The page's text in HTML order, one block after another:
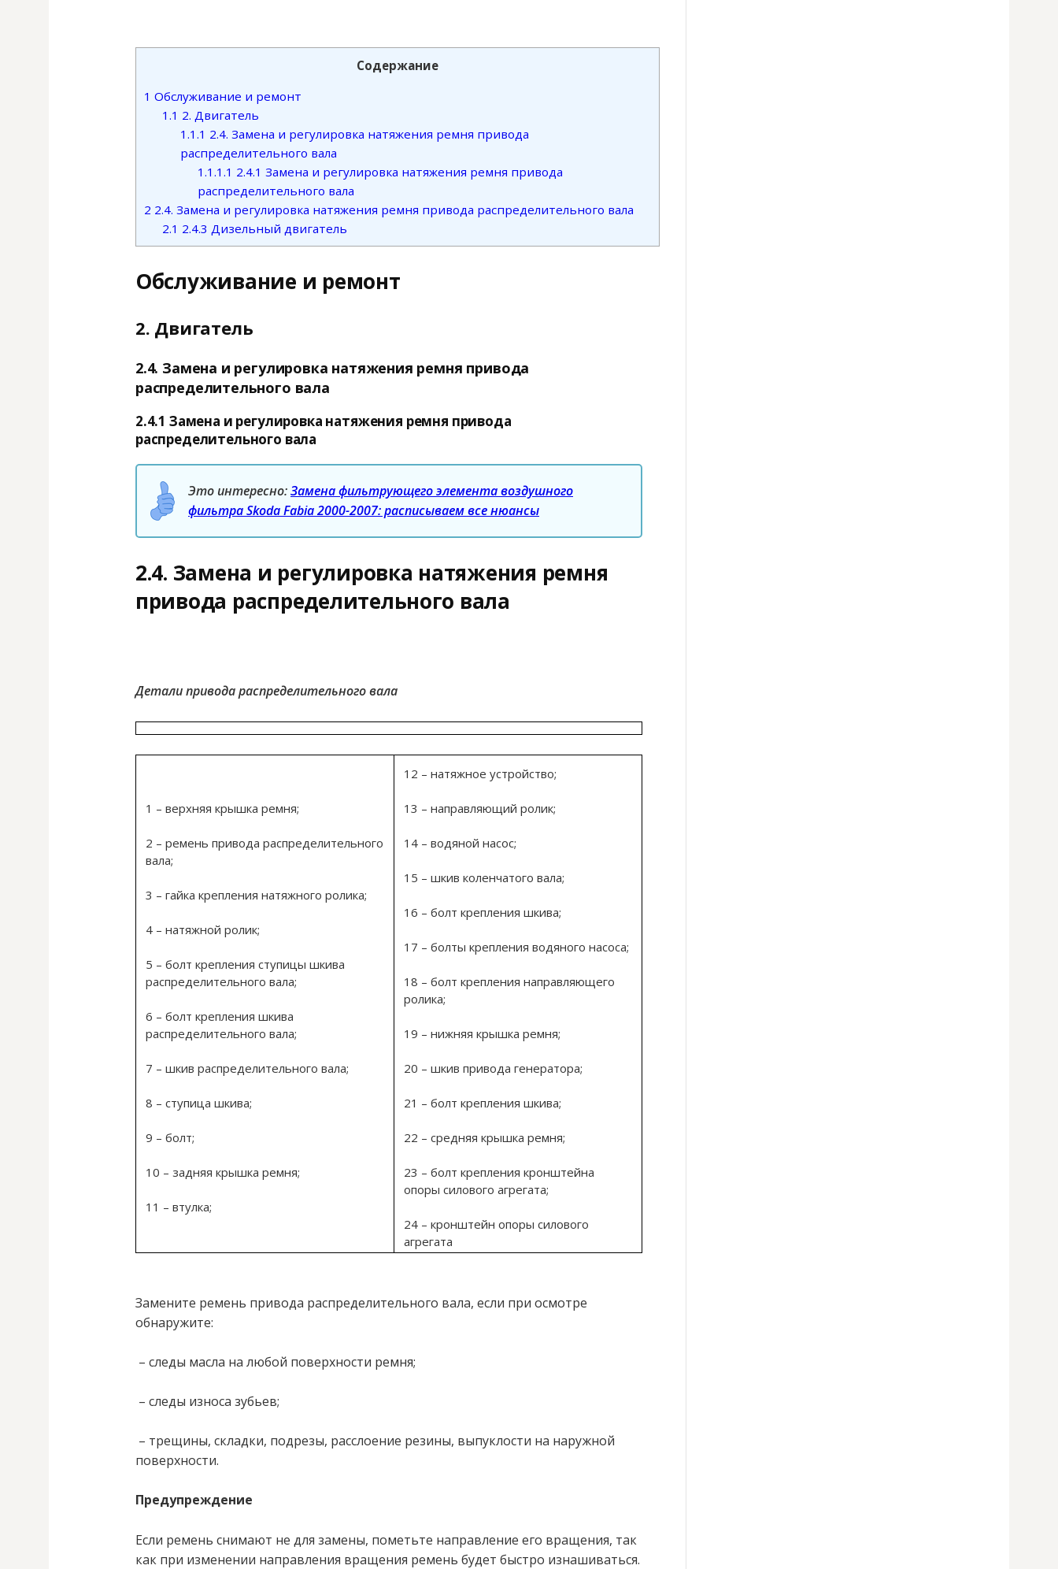
Содержание
1 Обслуживание и ремонт
1.1 2. Двигатель
1.1.1 2.4. Замена и регулировка натяжения ремня привода
распределительного вала
1.1.1.1 2.4.1 Замена и регулировка натяжения ремня привода
распределительного вала
2 2.4. Замена и регулировка натяжения ремня привода распределительного вала
2.1 2.4.3 Дизельный двигатель
Обслуживание и ремонт
2. Двигатель
2.4. Замена и регулировка натяжения ремня привода
распределительного вала
2.4.1 Замена и регулировка натяжения ремня привода
распределительного вала
Это интересно:Замена фильтрующего элемента воздушного
фильтра Skoda Fabia 2000-2007: расписываем все нюансы
2.4. Замена и регулировка натяжения ремня
привода распределительного вала
Детали привода распределительного вала
1 – верхняя крышка ремня;
2 – ремень привода распределительного
вала;
3 – гайка крепления натяжного ролика;
4 – натяжной ролик;
5 – болт крепления ступицы шкива
распределительного вала;
6 – болт крепления шкива
распределительного вала;
7 – шкив распределительного вала;
8 – ступица шкива;
9 – болт;
10 – задняя крышка ремня;
11 – втулка;
12 – натяжное устройство;
13 – направляющий ролик;
14 – водяной насос;
15 – шкив коленчатого вала;
16 – болт крепления шкива;
17 – болты крепления водяного насоса;
18 – болт крепления направляющего
ролика;
19 – нижняя крышка ремня;
20 – шкив привода генератора;
21 – болт крепления шкива;
22 – средняя крышка ремня;
23 – болт крепления кронштейна
опоры силового агрегата;
24 – кронштейн опоры силового
агрегата
Замените ремень привода распределительного вала, если при осмотре
обнаружите:
– следы масла на любой поверхности ремня;
– следы износа зубьев;
– трещины, складки, подрезы, расслоение резины, выпуклости на наружной
поверхности.
Предупреждение
Если ремень снимают не для замены, пометьте направление его вращения, так
как при изменении направления вращения ремень будет быстро изнашиваться.